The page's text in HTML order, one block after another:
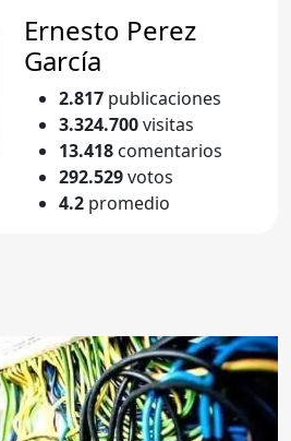
Ernesto Perez
García
2.817 publicaciones
3.324.700visitas
13.418 comentarios
292.529votos
4.2 promedio